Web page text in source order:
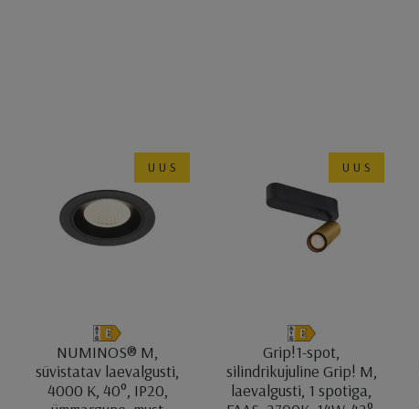
UUS
NUMINOS® M,
süvistatav laevalgusti,
4000 K, 40°, IP20,
UUS
Grip!1-spot,
silindrikujuline Grip! M,
laevalgusti, 1 spotiga,